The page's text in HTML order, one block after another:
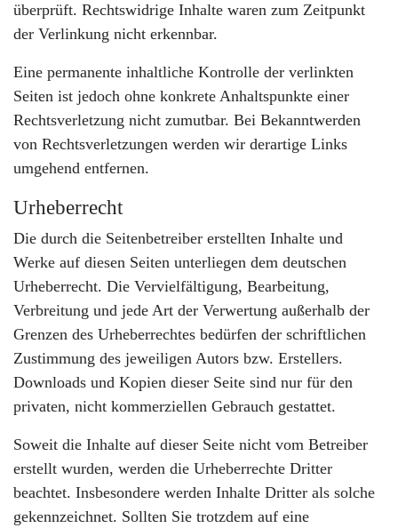
überprüft. Rechtswidrige Inhalte waren zum Zeitpunkt
der Verlinkung nicht erkennbar.
Eine permanente inhaltliche Kontrolle der verlinkten
Seiten ist jedoch ohne konkrete Anhaltspunkte einer
Rechtsverletzung nicht zumutbar. Bei Bekanntwerden
von Rechtsverletzungen werden wir derartige Links
umgehend entfernen.
Urheberrecht
Die durch die Seitenbetreiber erstellten Inhalte und
Werke auf diesen Seiten unterliegen dem deutschen
Urheberrecht. Die Vervielfältigung, Bearbeitung,
Verbreitung und jede Art der Verwertung außerhalb der
Grenzen des Urheberrechtes bedürfen der schriftlichen
Zustimmung des jeweiligen Autors bzw. Erstellers.
Downloads und Kopien dieser Seite sind nur für den
privaten, nicht kommerziellen Gebrauch gestattet.
Soweit die Inhalte auf dieser Seite nicht vom Betreiber
erstellt wurden, werden die Urheberrechte Dritter
beachtet. Insbesondere werden Inhalte Dritter als solche
gekennzeichnet. Sollten Sie trotzdem auf eine